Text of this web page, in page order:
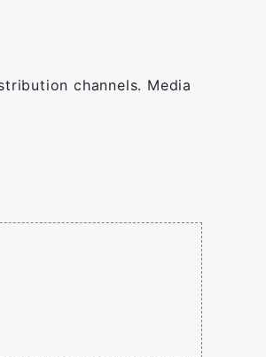
channels. Media